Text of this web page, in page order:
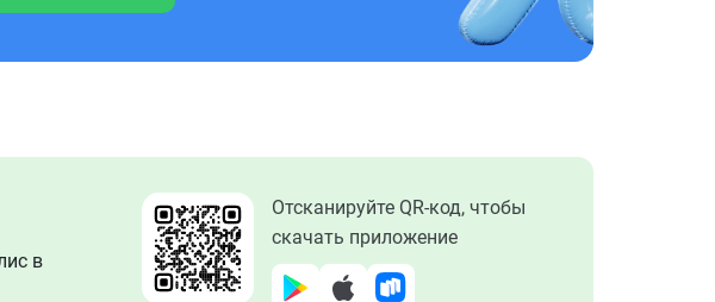
в
Отсканируйте QR-код, чтобы
скачать приложение